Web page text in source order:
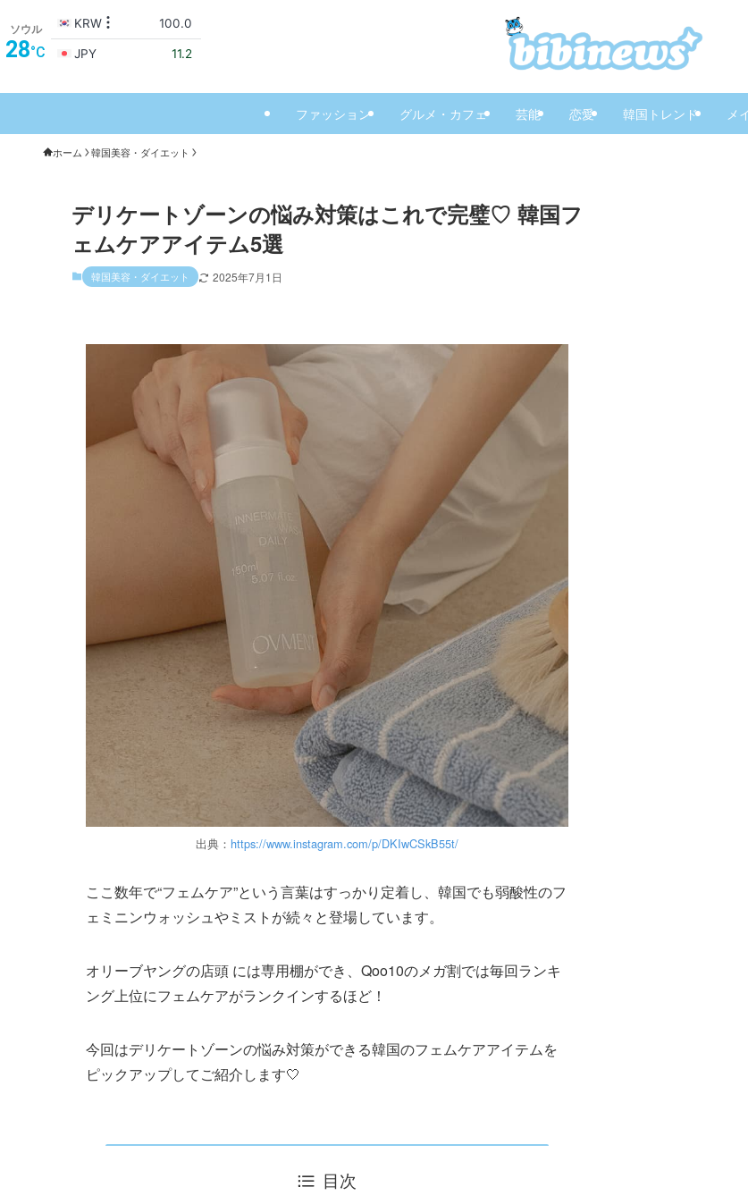
ファッション グルメ・カフェ 芸能 恋愛 韓国トレンド メ
ソウル
28°C
ホーム 韓国美容・ダイエット
デリケートゾーンの​​悩み対策はこれで完璧♡ 韓国フ
ェムケアアイテム5選
韓国美容・ダイエット 2025年7月1日
出典： https://www.instagram.com/p/DKIwCSkB55t/
ここ数年で“フェムケア”という言葉はすっかり定着し、韓国でも弱酸性のフ
ェミニンウォッシュやミストが続々と登場しています。
オリーブヤングの店頭 には専用棚ができ、Qoo10のメガ割では毎回ランキ
ング上位にフェムケアがランクインするほど！
今回はデリケートゾーンの悩み対策ができる韓国のフェムケアアイテムを
ピックアップしてご紹介します🤍
目次